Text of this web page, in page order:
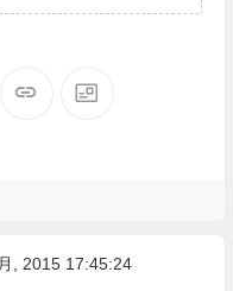
, 2015 17:45:24